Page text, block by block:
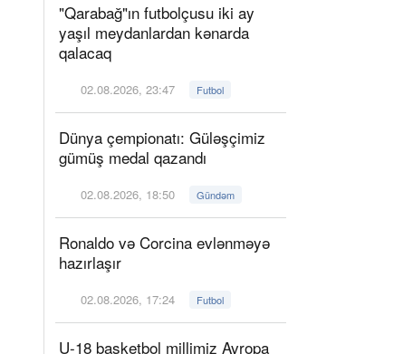
"Qarabağ"ın futbolçusu iki ay
yaşıl meydanlardan kənarda
qalacaq
02.08.2026, 23:47 Futbol
Dünya çempionatı: Güləşçimiz
gümüş medal qazandı
02.08.2026, 18:50 Gündəm
Ronaldo və Corcina evlənməyə
hazırlaşır
02.08.2026, 17:24 Futbol
U-18 basketbol millimiz Avropa